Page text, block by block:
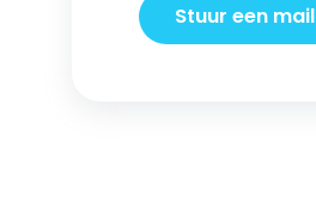
Stuur een mail